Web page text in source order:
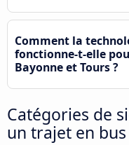
Comment la
fonctionne-t-elle
Bayonne et Tours ?
Catégories de
un trajet en